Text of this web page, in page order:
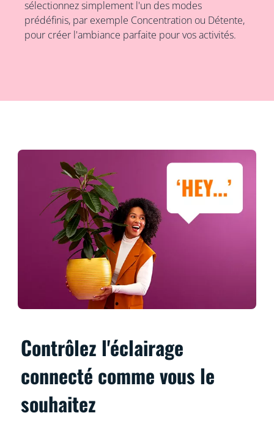
sélectionnez simplement l'un des modes
prédéfinis, par exemple Concentration ou Détente,
pour créer l'ambiance parfaite pour vos activités.
Contrôlez l'éclairage
connecté comme vous le
souhaitez